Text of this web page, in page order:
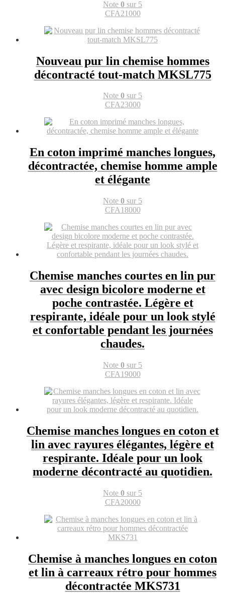
Note 0 sur 5
CFA21000
Nouveau pur lin chemise hommes
décontracté tout-match MKSL775
Note 0 sur 5
CFA23000
En coton imprimé manches longues,
décontractée, chemise homme ample
et élégante
Note 0 sur 5
CFA 18000
Chemise manches courtes en lin pur
avec design bicolore moderne et
poche contrastée. Légère et
respirante, idéale pour un look stylé
et confortable pendant les journées
chaudes.
Note 0 sur 5
CFA 19000
Chemise manches longues en coton et
lin avec rayures élégantes, légère et
respirante. Idéale pour un look
moderne décontracté au quotidien.
Note 0 sur 5
CFA20000
Chemise à manches longues en coton
et lin à carreaux rétro pour hommes
décontractée MKS731